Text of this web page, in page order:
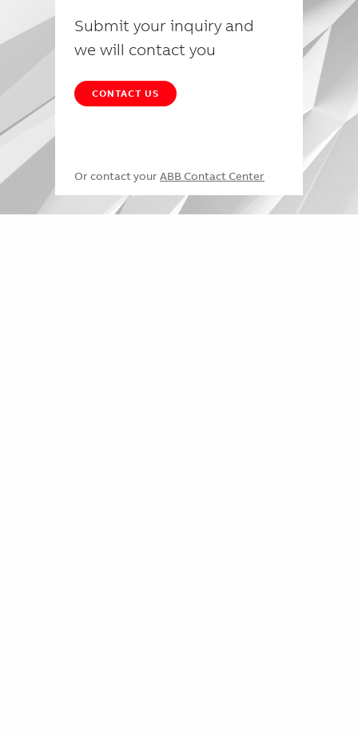
Submit your inquiry and
we will contact you
CONTACT US
Or contact your ABB Contact Center